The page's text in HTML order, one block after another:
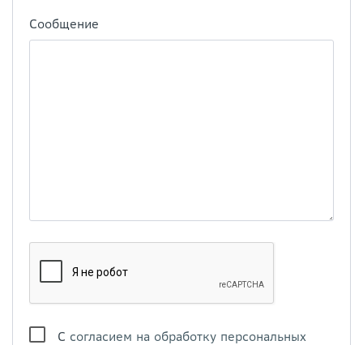
Сообщение
С согласием на обработку персональных